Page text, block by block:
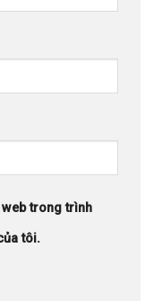
trong trình
tôi.